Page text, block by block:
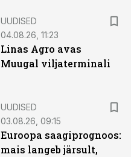
UUDISED
04.08.26, 11:23
Linas Agro avas
Muugal viljaterminali
UUDISED
03.08.26, 09:15
Euroopa saagiprognoos:
mais langeb järsult,